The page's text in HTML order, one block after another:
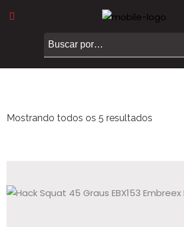
Mostrando todos os 5 resultados